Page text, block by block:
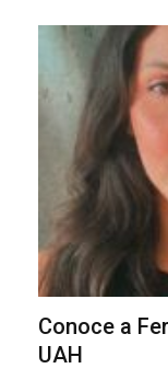
Conoce a
UAH